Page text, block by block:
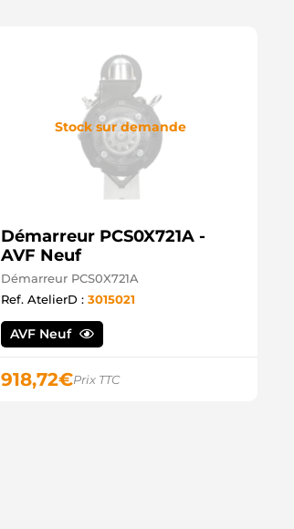
Stock sur demande
Démarreur PCS0X721A -
AVF Neuf
Démarreur PCS0X721A
Ref. AtelierD : 3015021
AVF Neuf
918,72€Prix TTC